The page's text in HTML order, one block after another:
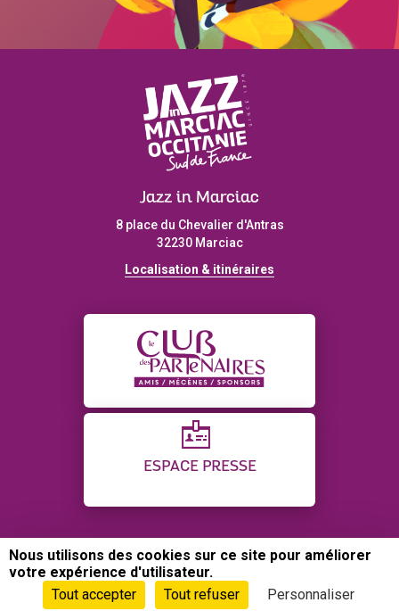
Jazz in Marciac
8 place du Chevalier d'Antras
32230 Marciac
Localisation & itinéraires
ESPACE PRESSE
CONTACT PLAN DU SITE
CRÉDITS
POLITIQUE DE CONFIDENTIALITÉ
GESTION DES COOKIES
Nous utilisons des cookies sur ce site pour améliorer
votre expérience d'utilisateur.
Tout accepter
Tout refuser Personnaliser